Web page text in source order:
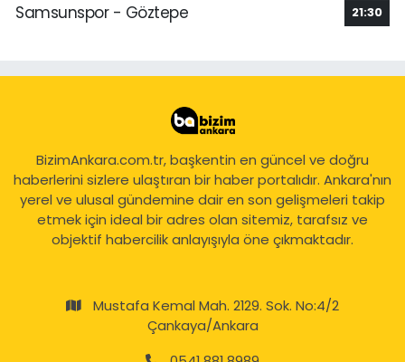
Samsunspor - Göztepe
21:30
BizimAnkara.com.tr, başkentin en güncel ve doğru
haberlerini sizlere ulaştıran bir haber portalıdır. Ankara'nın
yerel ve ulusal gündemine dair en son gelişmeleri takip
etmek için ideal bir adres olan sitemiz, tarafsız ve
objektif habercilik anlayışıyla öne çıkmaktadır.
Mustafa Kemal Mah. 2129. Sok. No:4/2
Çankaya/Ankara